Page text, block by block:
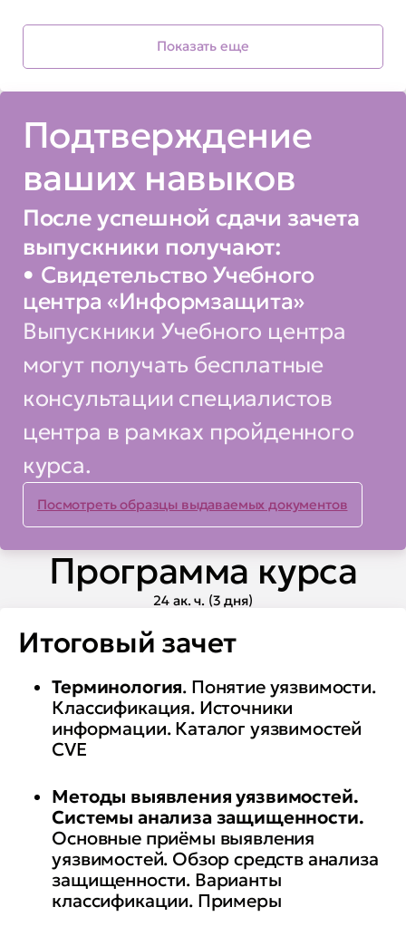
размещения средств анализа
защищенности в
выявления уязвимостей с
использованием различных
средств анализа
защищенности, в т.ч. Nessus,
XSpider, Internet Scanner;
написания собственных
проверок на языке NASL;
анализа защищенности
приложений;
анализа результатов работы
сканеров уязвимостей;
Показать еще
Подтверждение
ваших навыков
После успешной сдачи зачета
выпускники получают:
Свидетельство Учебного
центра «Информзащита»
Выпускники Учебного центра
могут получать бесплатные
консультации специалистов
центра в рамках пройденного
курса.
Посмотреть образцы выдаваемых документов
Программа курса
24 ак. ч. (3 дня)
Итоговый зачет
Терминология. Понятие уязвимости.
Классификация. Источники
информации. Каталог уязвимостей
CVE
Методы выявления уязвимостей.
Системы анализа защищенности.
Основные приёмы выявления
уязвимостей. Обзор средств анализа
защищенности. Варианты
классификации. Примеры